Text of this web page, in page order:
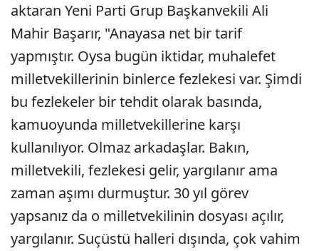
aktaran Yeni Parti Grup Başkanvekili Ali
Mahir Başarır, "Anayasa net bir tarif
yapmıştır. Oysa bugün iktidar, muhalefet
milletvekillerinin binlerce fezlekesi var. Şimdi
bu fezlekeler bir tehdit olarak basında,
kamuoyunda milletvekillerine karşı
kullanılıyor. Olmaz arkadaşlar. Bakın,
milletvekili, fezlekesi gelir, yargılanır ama
zaman aşımı durmuştur. 30 yıl görev
yapsanız da o milletvekilinin dosyası açılır,
yargılanır. Suçüstü halleri dışında, çok vahim